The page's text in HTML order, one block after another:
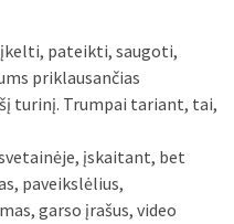
pateikti, saugoti,
priklausančias
turinį. Trumpai tariant, tai,
įskaitant, bet
paveikslėlius,
garso įrašus, video